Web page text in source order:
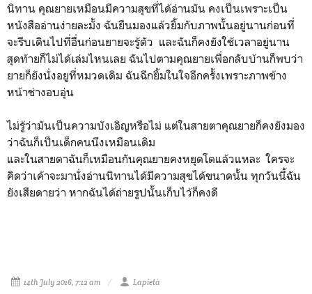
นิทาน คุณยายเหมือนมีความสุขที่ได้อ่านมัน คงเป็นเพราะเป็น
หนังสืออ่านง่ายละมั้ง ฉันยืนมองแล้วยิ้มกับภาพนั้นอยู่นานก่อนที่
จะรีบเดินไปที่อื่นก่อนยายจะรู้ตัว และฉันก็คงยังใช้เวลาอยู่นาน
สุดท้ายก็ไม่ได้เล่มไหนเลย ฉันไปตามคุณยายเพื่อกลับบ้านก็พบว่า
ยายก็ยังนั่งอยูที่หมวดเดิม ฉันฉีกยิ้มในใจอีกครั้งเพราะภาพข้าง
หน้าช่างอบอุ่น
ไม่รู้ว่ามันเป็นความบังเอิญหรือไม่ แต่ในสายตาคุณยายก็คงยังมอง
ว่าฉันก็เป็นเด็กคนนึงเหมือนเดิม
และในสายตาฉันก็เหมือนกันคุณยายคงหยุดโตแล้วแหละ ใครจะ
คิดว่าเค้าจะมานั่งอ่านนิทานได้มีความสุขได้ขนาดนั้น ทุกวันนี้ฉัน
ยังเสียดายว่า หากฉันได้ถ่ายรูปนั้นเก็บไว้ก็คงดี
14th July 2016, 7:12 am Lapietà